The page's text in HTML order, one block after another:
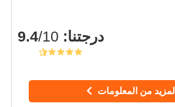
درجتنا:
/10
المزيد من المعلومات